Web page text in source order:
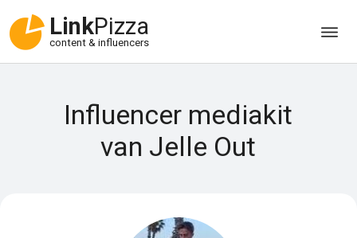
LinkPizza
content & influencers
Influencer mediakit
van Jelle Out